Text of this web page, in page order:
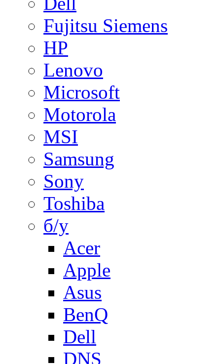
Fujitsu Siemens
HP
Lenovo
Microsoft
Motorola
MSI
Samsung
Sony
Toshiba
б/у
Acer
Apple
Asus
BenQ
Dell
DNS